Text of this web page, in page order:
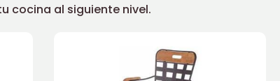
cocina al siguiente nivel.